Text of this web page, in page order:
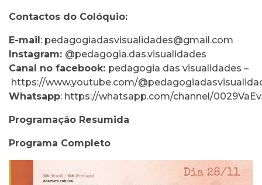
Contactos do Colóquio:
E-mail : pedagogiadasvisualidades@gmail.com
Instagram: @pedagogia.das.visualidades
Canal no facebook: pedagogia das visualidades –
https://www.youtube.com/
Whatsapp: https://whatsapp.com/channel/
Programação Resumida
Programa Completo